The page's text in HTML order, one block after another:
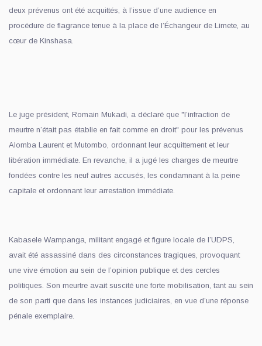
deux prévenus ont été acquittés, à l’issue d’une audience en
procédure de flagrance tenue à la place de l’Échangeur de Limete, au
cœur de Kinshasa.
Le juge président, Romain Mukadi, a déclaré que "l’infraction de
meurtre n’était pas établie en fait comme en droit" pour les prévenus
Alomba Laurent et Mutombo, ordonnant leur acquittement et leur
libération immédiate. En revanche, il a jugé les charges de meurtre
fondées contre les neuf autres accusés, les condamnant à la peine
capitale et ordonnant leur arrestation immédiate.
Kabasele Wampanga, militant engagé et figure locale de l’UDPS,
avait été assassiné dans des circonstances tragiques, provoquant
une vive émotion au sein de l’opinion publique et des cercles
politiques. Son meurtre avait suscité une forte mobilisation, tant au sein
de son parti que dans les instances judiciaires, en vue d’une réponse
pénale exemplaire.